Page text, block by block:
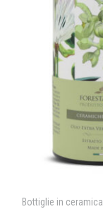
Bottiglie in ceramica